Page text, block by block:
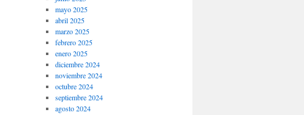
mayo 2025
abril 2025
marzo 2025
febrero 2025
enero 2025
diciembre 2024
noviembre 2024
octubre 2024
septiembre 2024
agosto 2024